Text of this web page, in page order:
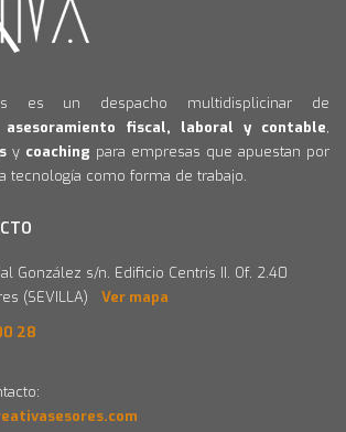
es un despacho multidisplicinar de
asesoramiento fiscal, laboral y contable,
y coaching para empresas que apuestan por
tecnología como forma de trabajo.
González s/n. Edificio Centris II. Of. 2.40
(SEVILLA) Ver mapa
28